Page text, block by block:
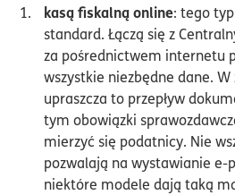
kasą fiskalną online: tego
standard. Łączą się z
za pośrednictwem internetu
wszystkie niezbędne dane.
upraszcza to przepływ
tym obowiązki
mierzyć się podatnicy. Nie
pozwalają na wystawianie e-
niektóre modele dają taką